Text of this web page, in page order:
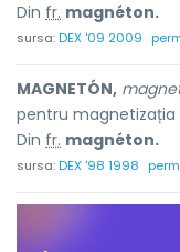
Din fr. magnéton.
sursa:DEX '09 2009
MAGNETÓN,
pentru magnetizația
Din fr. magnéton.
sursa:DEX '98 1998